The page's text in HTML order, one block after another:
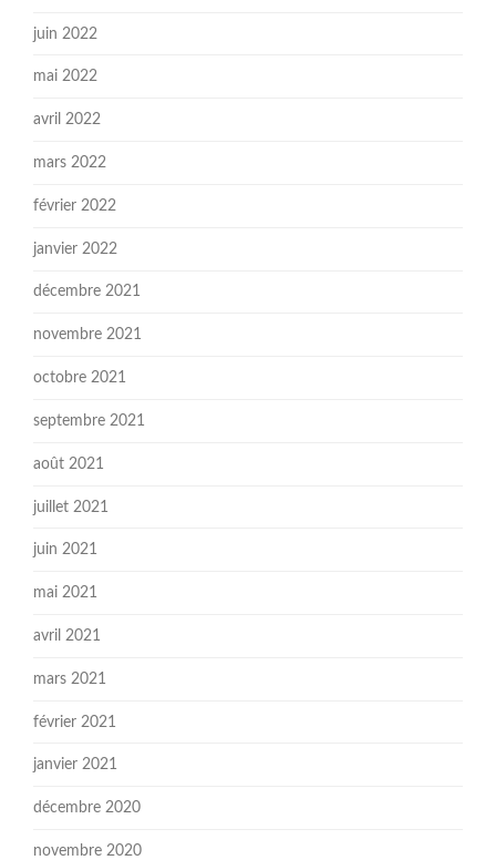
juin 2022
mai 2022
avril 2022
mars 2022
février 2022
janvier 2022
décembre 2021
novembre 2021
octobre 2021
septembre 2021
août 2021
juillet 2021
juin 2021
mai 2021
avril 2021
mars 2021
février 2021
janvier 2021
décembre 2020
novembre 2020